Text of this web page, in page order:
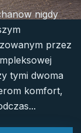
nigdy
przez
tymi dwoma
komfort,